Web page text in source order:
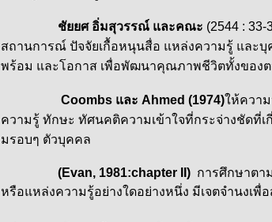
ชัยยศ อิ่มสุวรรณ์ และคณะ (2544 :
สถานการณ์ ปัจจัยเกื้อหนุนสื่อ แหล่งความรู้ และบุ
พร้อม และโอกาส เพื่อพัฒนาคุณภาพชีวิตทั้งของ
Coombs และ Ahmed (1974)ให้ควา
ความรู้ ทักษะ ทัศนคติความเข้าใจที่กระจ่างชัดที่
มรอบๆ ตัวบุคคล
(Evan, 1981:chapter II) การศึกษาตา
หรือแหล่งความรู้อย่างใดอย่างหนึ่ง มีเจตจำนงเพื่